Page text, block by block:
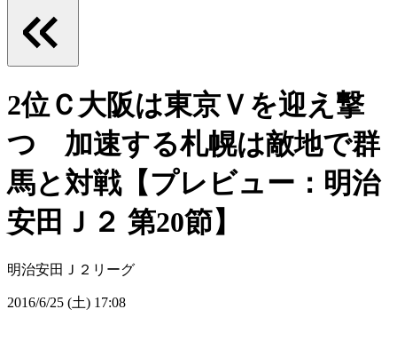
2位Ｃ大阪は東京Ｖを迎え撃
つ 加速する札幌は敵地で群
馬と対戦【プレビュー：明治
安田Ｊ２ 第20節】
明治安田Ｊ２リーグ
2016/6/25 (土) 17:08